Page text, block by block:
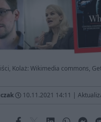
Kolaż: Wikimedia commons,
10.11.2021 14:11 |